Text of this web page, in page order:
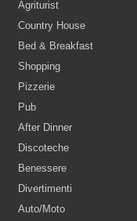
Agriturist
Country House
Bed & Breakfast
Shopping
Pizzerie
Pub
After Dinner
Discoteche
Benessere
Divertimenti
Auto/Moto